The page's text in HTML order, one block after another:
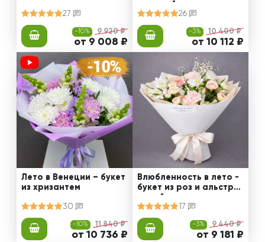
27
-10% 9 920 ₽
от 9 008 ₽
ромерий и калл
26
-3% 10 400 ₽
от 10 112 ₽
Лето в Венеции – букет
из хризантем
30
-10% 11 840 ₽
от 10 736 ₽
Влюбленность в лето -
букет из роз и альстро
мерий
17
-3% 9 440 ₽
от 9 181 ₽